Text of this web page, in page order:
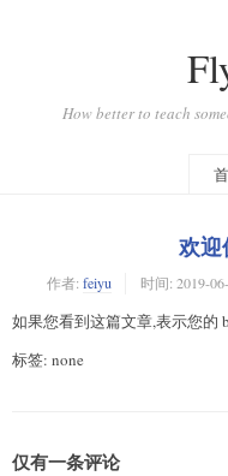
How better to teach
欢
作者: feiyu 时间: 2019-
如果您看到这篇文章,表示您的
标签: none
仅有一条评论